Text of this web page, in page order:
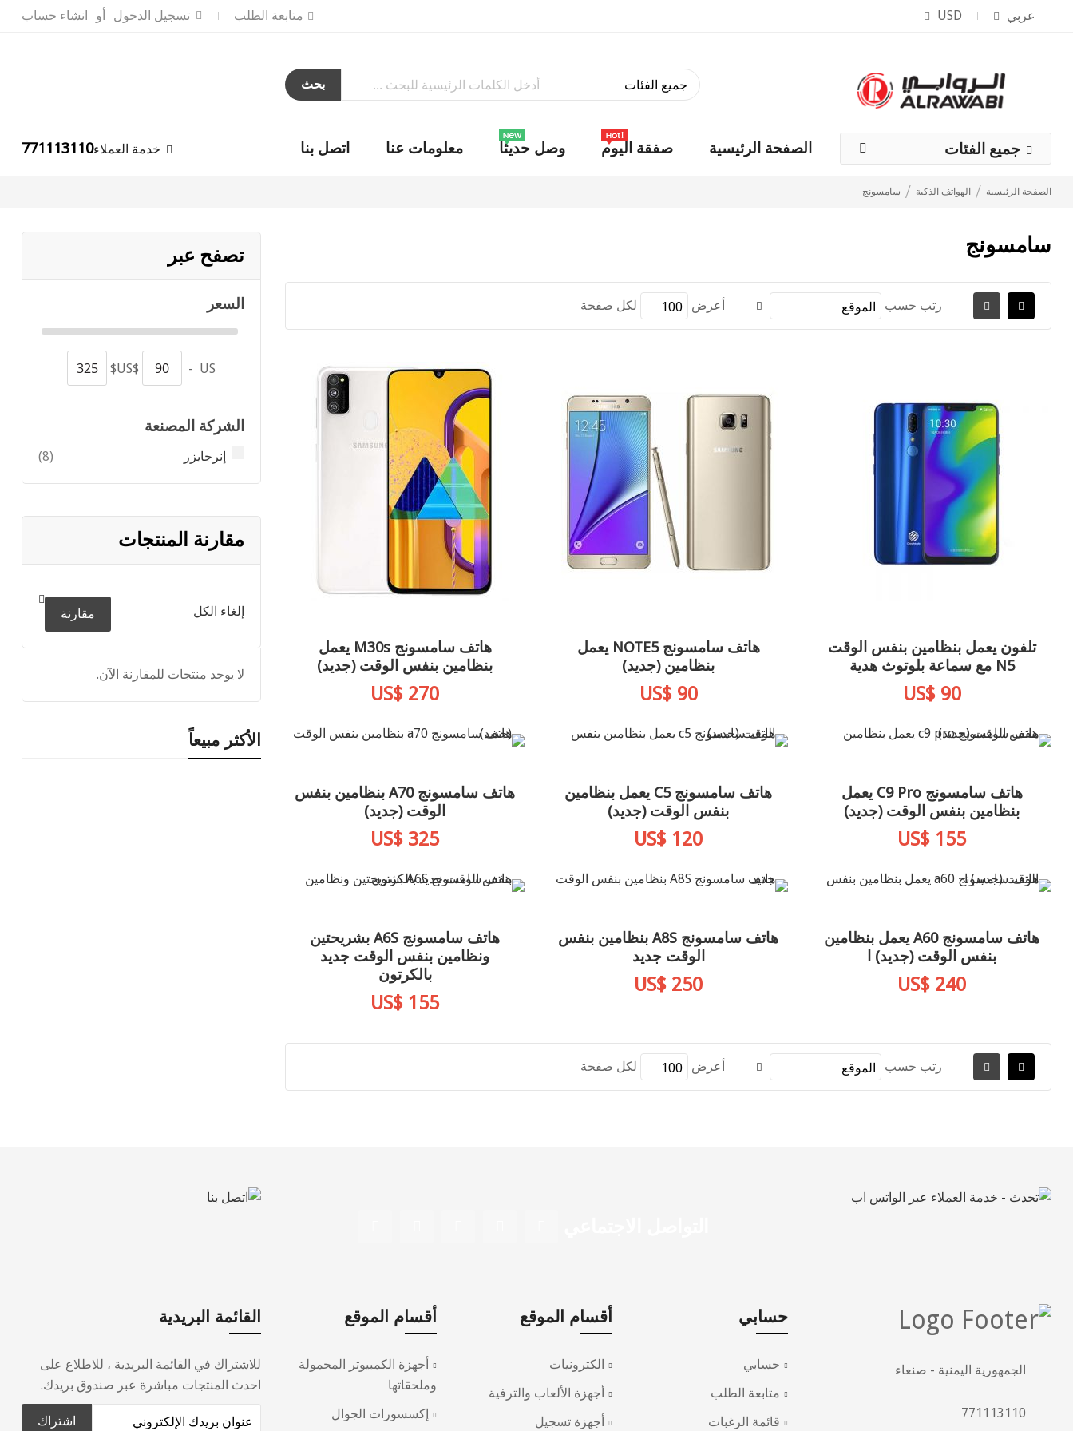
عربي USD تسجيل الدخول انشاء حساب متابعة الطلب
بحث
جميع الفئات الصفحة الرئيسية صفقة اليوم وصل حديثاً معلومات عنا اتصل بنا خدمة العملاء771113110
الصفحة الرئيسية الهواتف الذكية سامسونج
سامسونج
رتب حسب أعرض لكل صفحة
تلفون يعمل بنظامين بنفس الوقت
N5 مع سماعة بلوتوث هدية
US$ 90
هاتف سامسونج NOTE5 يعمل
بنظامين (جديد)
US$ 90
هاتف سامسونج M30s يعمل
بنظامين بنفس الوقت (جديد)
US$ 270
هاتف سامسونج C9 Pro يعمل
بنظامين بنفس الوقت (جديد)
US$ 155
هاتف سامسونج C5 يعمل بنظامين
بنفس الوقت (جديد)
US$ 120
هاتف سامسونج A70 بنظامين بنفس
الوقت (جديد)
US$ 325
هاتف سامسونج A60 يعمل بنظامين
بنفس الوقت (جديد) ا
US$ 240
هاتف سامسونج A8S بنظامين بنفس
الوقت جديد
US$ 250
هاتف سامسونج A6S بشريحتين
ونظامين بنفس الوقت جديد
بالكرتون
US$ 155
رتب حسب أعرض لكل صفحة
تصفح عبر
السعر
US$ - US$
الشركة المصنعة
إنرجايزر 8
items
مقارنة المنتجات
مقارنة إلغاء الكل
لا يوجد منتجات للمقارنة الآن.
الأكثر مبيعاً
الجمهورية اليمنية - صنعاء
771113110
حسابي
حسابي
متابعة الطلب
قائمة الرغبات
أقسام الموقع
الكترونيات
أجهزة الألعاب والترفية
أجهزة تسجيل
أقسام الموقع
أجهزة الكمبيوتر المحمولة
وملحقاتها
إكسسورات الجوال
القائمة البريدية
للاشتراك في القائمة البريدية ، للاطلاع على
احدث المنتجات مباشرة عبر صندوق بريدك.
اشتراك